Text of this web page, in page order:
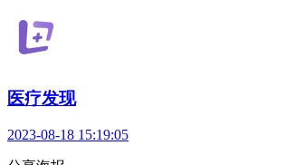
医疗发现
2023-08-18 15:19:05